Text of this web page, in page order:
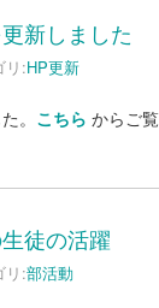
新しました
リ:HP更新
。 こちら からご覧
徒の活躍
リ:部活動